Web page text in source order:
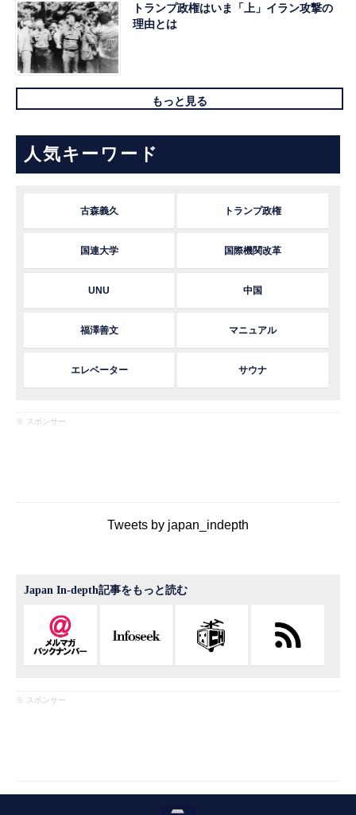
トランプ政権はいま「上」イラン攻撃の
理由とは
もっと見る
人気キーワード
古森義久 トランプ政権
国連大学 国際機関改革
UNU 中国
福澤善文 マニュアル
エレベーター サウナ
※ スポンサー
Tweets by japan_indepth
Japan In-depth記事をもっと読む
※ スポンサー